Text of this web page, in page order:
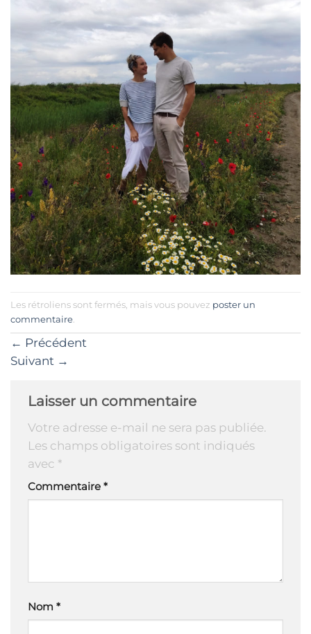
Les rétroliens sont fermés, mais vous pouvez poster un
commentaire
← Précédent
Suivant →
Laisser un commentaire
Votre adresse e-mail ne sera pas publiée.
Les champs obligatoires sont indiqués
avec *
Commentaire *
Nom *